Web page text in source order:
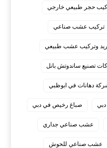
حجر طبيعي خارجي
تركيب عشب صناعي
وتركيب عشب طبيعي
تصنيع ساندوتش بانل
دهانات في ابوظبي
صباغ رخيص في دبي
عشب صناعي جداري
عشب صناعي للحوش